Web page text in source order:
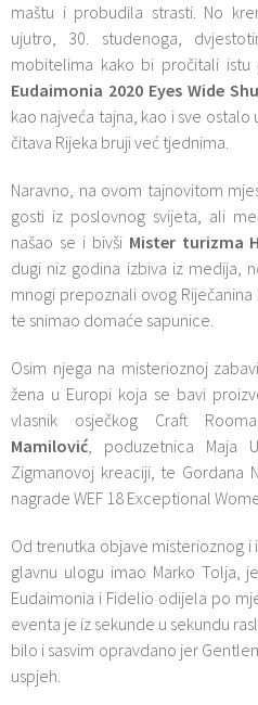
maštu i probudila strasti. No
ujutro, 30. studenoga,
mobitelima kako bi pročitali istu
Eudaimonia 2020 Eyes Wide
kao najveća tajna, kao i sve
čitava Rijeka bruji već tjednima.
Naravno, na ovom tajnovitom
gosti iz poslovnog svijeta, ali
našao se i bivši Mister turizma
dugi niz godina izbiva iz medija,
mnogi prepoznali ovog
te snimao domaće sapunice.
Osim njega na misterioznoj
žena u Europi koja se bavi
vlasnik osječkog Craft
Mamilović, poduzetnica Maja
Zigmanovoj kreaciji, te Gordana
nagrade WEF 18 Exceptional
Od trenutka objave misterioznog
glavnu ulogu imao Marko Tolja,
Eudaimonia i Fidelio odijela po
eventa je iz sekunde u sekundu
bilo i sasvim opravdano jer
uspjeh.